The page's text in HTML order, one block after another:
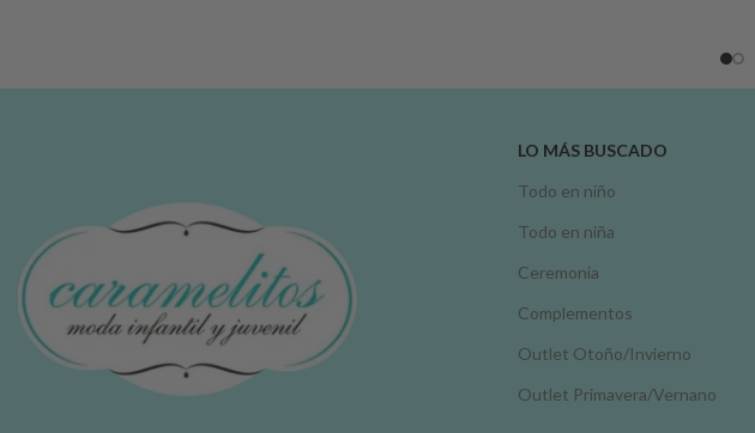
LO MÁS BUSCADO
Todo en niño
Todo en niña
Ceremonia
Complementos
Outlet Otoño/Invierno
Outlet Primavera/Vernano